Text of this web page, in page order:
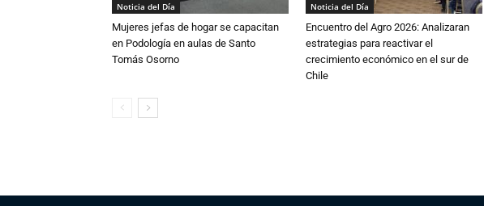
Noticia del Día
Mujeres jefas de hogar se capacitan
en Podología en aulas de Santo
Tomás Osorno
Noticia del Día
Encuentro del Agro 2026: Analizaran
estrategias para reactivar el
crecimiento económico en el sur de
Chile